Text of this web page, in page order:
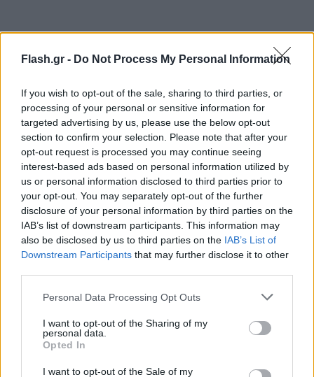
Flash.gr - Do Not Process My Personal Information
If you wish to opt-out of the sale, sharing to third parties, or
processing of your personal or sensitive information for
targeted advertising by us, please use the below opt-out
section to confirm your selection. Please note that after your
opt-out request is processed you may continue seeing
interest-based ads based on personal information utilized by
us or personal information disclosed to third parties prior to
your opt-out. You may separately opt-out of the further
disclosure of your personal information by third parties on the
IAB’s list of downstream participants. This information may
also be disclosed by us to third parties on the IAB’s List of
Downstream Participants that may further disclose it to other
Please note that this website/app uses one or more Google
not limited to your visit or usage behaviour. You may click to
grant or deny consent to Google and its third-party tags to
use your data for below specified purposes in below Google
consent section.
Personal Data Processing Opt Outs
I want to opt-out of the Sharing of my
personal data.
Opted In
I want to opt-out of the Sale of my
«Μετωπική» Ιταλίας-Ισπανίας για Σένγκεν: «Δεν
δεχόμαστε επιβολές από το εξωτερικό ή